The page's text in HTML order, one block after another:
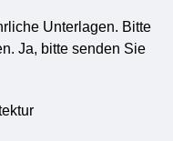
Unterlagen. Bitte
Ja, bitte senden Sie